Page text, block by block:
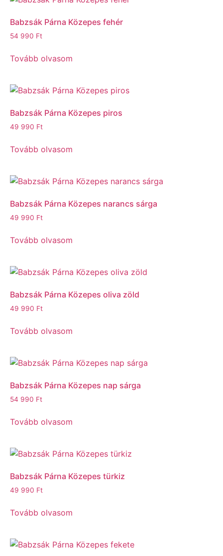
Babzsák Párna Közepes fehér
54 990 Ft
Tovább olvasom
Babzsák Párna Közepes piros
49 990 Ft
Tovább olvasom
Babzsák Párna Közepes narancs sárga
49 990 Ft
Tovább olvasom
Babzsák Párna Közepes oliva zöld
49 990 Ft
Tovább olvasom
Babzsák Párna Közepes nap sárga
54 990 Ft
Tovább olvasom
Babzsák Párna Közepes türkiz
49 990 Ft
Tovább olvasom